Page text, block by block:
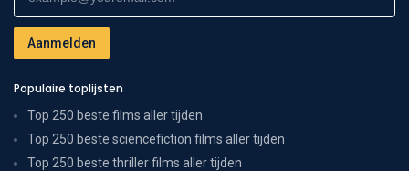
Populaire toplijsten
Top 250 beste films aller tijden
Top 250 beste sciencefiction films aller tijden
Top 250 beste thriller films aller tijden